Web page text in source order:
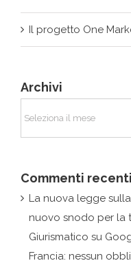
Archivi
Commenti recenti
Giurismaticosu
Francia: nessun
adminsu
Awards Switzerland